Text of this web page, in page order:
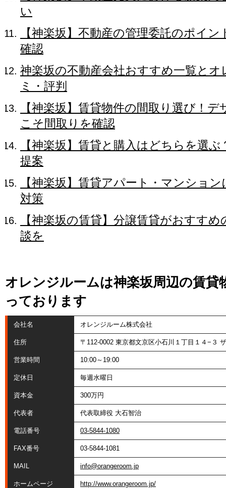
い
【神楽坂】不動産の管理委託のポイ
確認
神楽坂の不動産会社おすすめ一覧と
ミ・評判
【神楽坂】賃貸物件の間取り選び！
こそ間取りを確認
【神楽坂】賃貸と購入はどちらを選
提案
【神楽坂】賃貸アパート・マンショ
対策
【神楽坂の賃貸】分譲賃貸がおすす
談を
オレンジルームは神楽坂周辺の賃貸
っております
会社名 オレンジルーム株式会社
住所 〒112-0002 東京都文京区小石川１丁目１４−３
営業時間 10:00～19:00
定休日 毎週水曜日
資本金 300万円
代表者 代表取締役 大石智治
電話番号 03-5844-1080
FAX番号 03-5844-1081
MAIL info@orangeroom.jp
ホームページ http://www.orangeroom.jp/